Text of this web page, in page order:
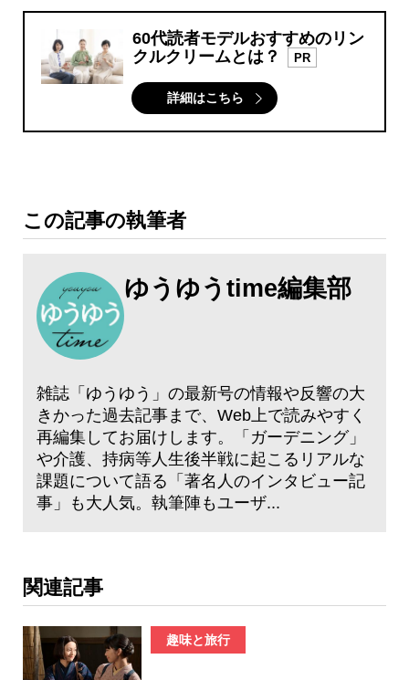
60代読者モデルおすすめのリン
クルクリームとは？
PR
詳細はこちら
この記事の執筆者
ゆうゆうtime編集部
雑誌「ゆうゆう」の最新号の情報や反響の大
きかった過去記事まで、Web上で読みやすく
再編集してお届けします。「ガーデニング」
や介護、持病等人生後半戦に起こるリアルな
課題について語る「著名人のインタビュー記
事」も大人気。執筆陣もユーザ...
関連記事
趣味と旅行